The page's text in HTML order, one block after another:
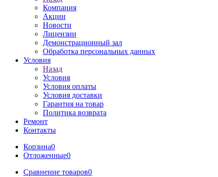
Компания
Акции
Новости
Лицензии
Демонстрационный зал
Обработка персональных данных
Условия
Назад
Условия
Условия оплаты
Условия доставки
Гарантия на товар
Политика возврата
Ремонт
Контакты
Корзина0
Отложенные0
Сравнение товаров0